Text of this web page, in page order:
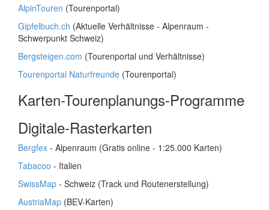
AlpinTouren (Tourenportal)
Gipfelbuch.ch (Aktuelle Verhältnisse - Alpenraum -
Schwerpunkt Schweiz)
Bergsteigen.com (Tourenportal und Verhältnisse)
Tourenportal Naturfreunde (Tourenportal)
Karten-Tourenplanungs-Programme
Digitale-Rasterkarten
Bergfex - Alpenraum (Gratis online - 1:25.000 Karten)
Tabacoo - Italien
SwissMap - Schweiz (Track und Routenerstellung)
AustriaMap (BEV-Karten)